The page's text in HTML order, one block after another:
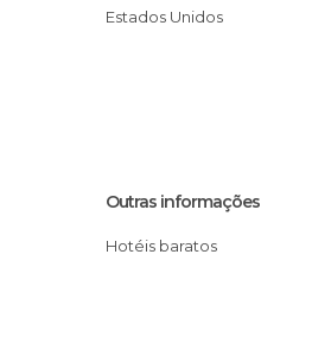
Estados Unidos
Outras informações
Hotéis baratos